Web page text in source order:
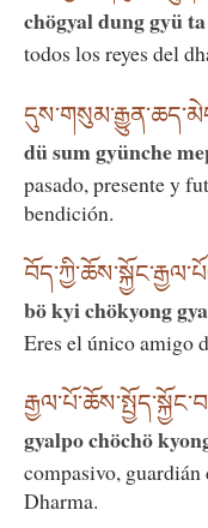
chögyal dung gyü
todos los reyes del
dü sum gyünche
pasado, presente y
bendición.
bö kyi chökyong
Eres el único amigo
gyalpo chöchö
compasivo,
Dharma.